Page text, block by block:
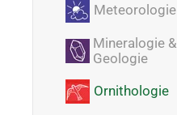
Meteorologie
Mineralogie &
Geologie
Ornithologie